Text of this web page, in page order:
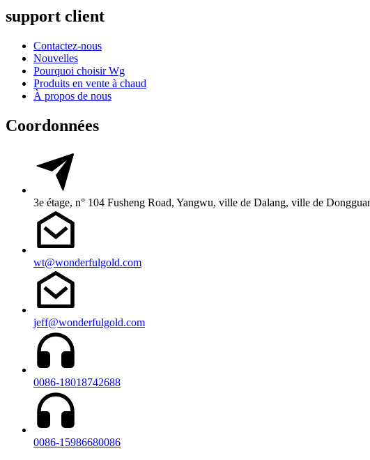
support client
Contactez-nous
Nouvelles
Pourquoi choisir Wg
Produits en vente à chaud
À propos de nous
Coordonnées
3e étage, n° 104 Fusheng Road, Yangwu, ville de Dalang, ville de
wt@wonderfulgold.com
jeff@wonderfulgold.com
0086-18018742688
0086-15986680086